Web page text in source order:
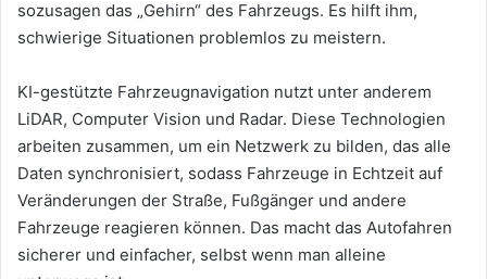
sozusagen das „Gehirn“ des Fahrzeugs. Es hilft ihm,
schwierige Situationen problemlos zu meistern.
KI-gestützte Fahrzeugnavigation nutzt unter anderem
LiDAR, Computer Vision und Radar. Diese Technologien
arbeiten zusammen, um ein Netzwerk zu bilden, das alle
Daten synchronisiert, sodass Fahrzeuge in Echtzeit auf
Veränderungen der Straße, Fußgänger und andere
Fahrzeuge reagieren können. Das macht das Autofahren
sicherer und einfacher, selbst wenn man alleine